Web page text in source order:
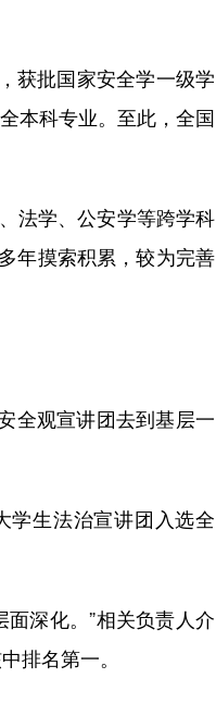
获批国家安全学一级学
本科专业。至此，全国
法学、公安学等跨学科
年摸索积累，较为完善
观宣讲团去到基层一
生法治宣讲团入选全
深化。”相关负责人介
排名第一。